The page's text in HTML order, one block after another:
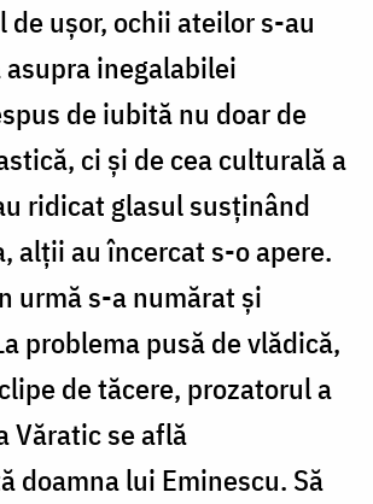
de ușor, ochii ateilor s-au
inegalabilei
de iubită nu doar de
ci și de cea culturală a
ridicat glasul susținând
alții au încercat s-o apere.
urmă s-a numărat și
problema pusă de vlădică,
de tăcere, prozatorul a
Văratic se află
doamna lui Eminescu. Să